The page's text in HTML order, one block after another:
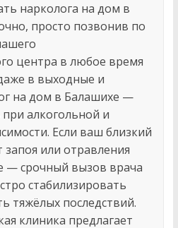
нарколога на дом в
просто позвонив по
центра в любое время
в выходные и
на дом в Балашихе —
алкогольной и
Если ваш близкий
запоя или отравления
— срочный вызов врача
стабилизировать
тяжёлых последствий.
клиника предлагает